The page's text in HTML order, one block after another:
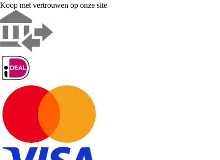
Koop met vertrouwen op onze site